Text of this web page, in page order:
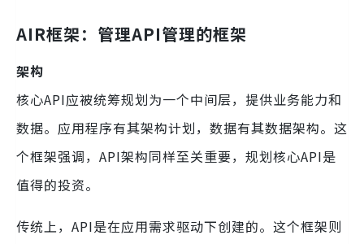
AIR框架：管理API管理的框架
架构
核心API应被统筹规划为一个中间层，提供业务能力和
数据。应用程序有其架构计划，数据有其数据架构。这
个框架强调，API架构同样至关重要，规划核心API是
值得的投资。
传统上，API是在应用需求驱动下创建的。这个框架则